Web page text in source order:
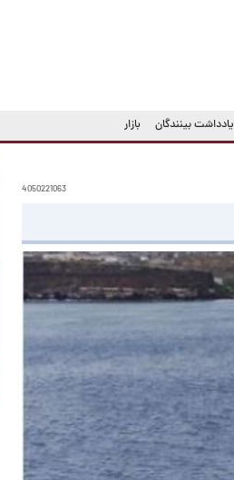
یادداشت بینندگان بازار
4050221063